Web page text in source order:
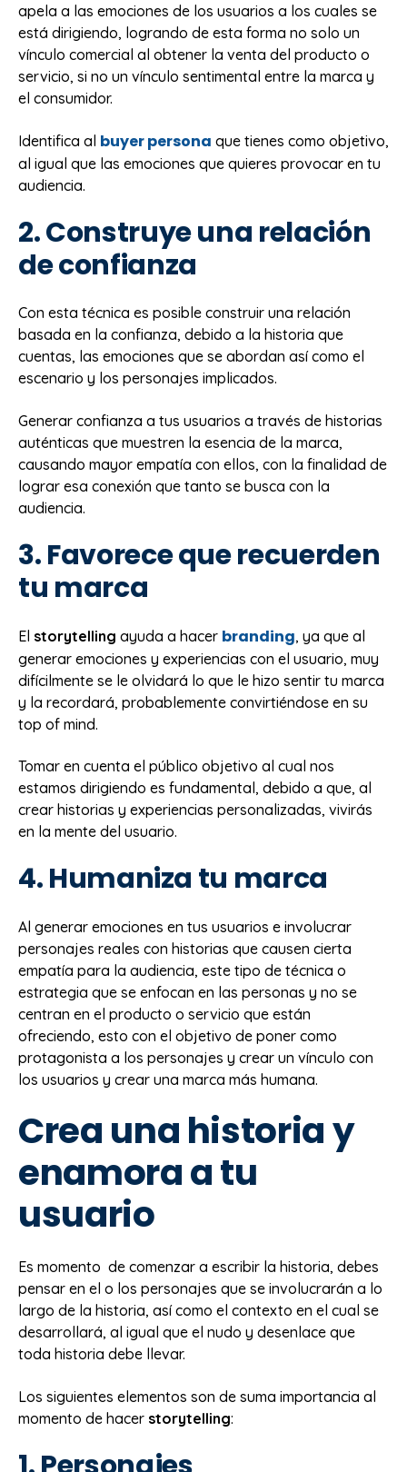
apela a las emociones de los usuarios a los cuales se
está dirigiendo, logrando de esta forma no solo un
vínculo comercial al obtener la venta del producto o
servicio, si no un vínculo sentimental entre la marca y
el consumidor.
Identifica al buyer persona que tienes como objetivo,
al igual que las emociones que quieres provocar en tu
audiencia.
2. Construye una relación
de confianza
Con esta técnica es posible construir una relación
basada en la confianza, debido a la historia que
cuentas, las emociones que se abordan así como el
escenario y los personajes implicados.
Generar confianza a tus usuarios a través de historias
auténticas que muestren la esencia de la marca,
causando mayor empatía con ellos, con la finalidad de
lograr esa conexión que tanto se busca con la
audiencia.
3. Favorece que recuerden
tu marca
El storytelling ayuda a hacer branding, ya que al
generar emociones y experiencias con el usuario, muy
difícilmente se le olvidará lo que le hizo sentir tu marca
y la recordará, probablemente convirtiéndose en su
top of mind.
Tomar en cuenta el público objetivo al cual nos
estamos dirigiendo es fundamental, debido a que, al
crear historias y experiencias personalizadas, vivirás
en la mente del usuario.
4. Humaniza tu marca
Al generar emociones en tus usuarios e involucrar
personajes reales con historias que causen cierta
empatía para la audiencia, este tipo de técnica o
estrategia que se enfocan en las personas y no se
centran en el producto o servicio que están
ofreciendo, esto con el objetivo de poner como
protagonista a los personajes y crear un vínculo con
los usuarios y crear una marca más humana.
Crea una historia y
enamora a tu
usuario
Es momento de comenzar a escribir la historia, debes
pensar en el o los personajes que se involucrarán a lo
largo de la historia, así como el contexto en el cual se
desarrollará, al igual que el nudo y desenlace que
toda historia debe llevar.
Los siguientes elementos son de suma importancia al
momento de hacer storytelling: